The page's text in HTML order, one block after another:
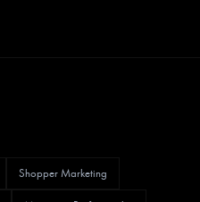
Shopper Marketing